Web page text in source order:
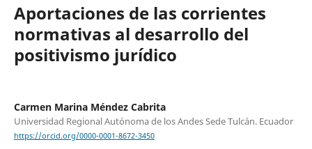
Aportaciones de las corrientes
normativas al desarrollo del
positivismo jurídico
Carmen Marina Méndez Cabrita
Universidad Regional Autónoma de los Andes Sede Tulcán. Ecuador
https://orcid.org/0000-0001-8672-3450